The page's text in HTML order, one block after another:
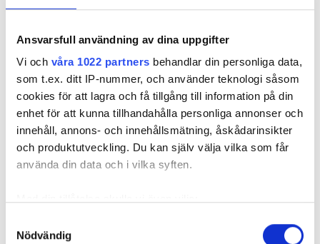
Ansvarsfull användning av dina uppgifter
Vi och våra 1022 partners behandlar din personliga data,
som t.ex. ditt IP-nummer, och använder teknologi såsom
cookies för att lagra och få tillgång till information på din
enhet för att kunna tillhandahålla personliga annonser och
innehåll, annons- och innehållsmätning, åskådarinsikter
och produktutveckling. Du kan själv välja vilka som får
använda din data och i vilka syften.
som kan ha en noggrannhet på upp till flera meter
Nödvändig
en ventil läcker och vi inte upptäcker det. Då kan
alltså som att köra bil med handbromsen i. Men det
nya styrsystemet ska hjälpa till, säger han.
i Kulturhuset ligger ett
fläktrum med sprillans ny teknik. Bo Norstedt
stänger tillfälligt av luftflödet, så att vi kan gå in i
jätteaggregatet. Han visar hur luften kan föras i två
riktningar genom korsströmsväxlaren som ser ut
som en bikaka. Verkningsgraden är över 80
temperaturen vill ju alltid utjämna sig. Det kan vi till